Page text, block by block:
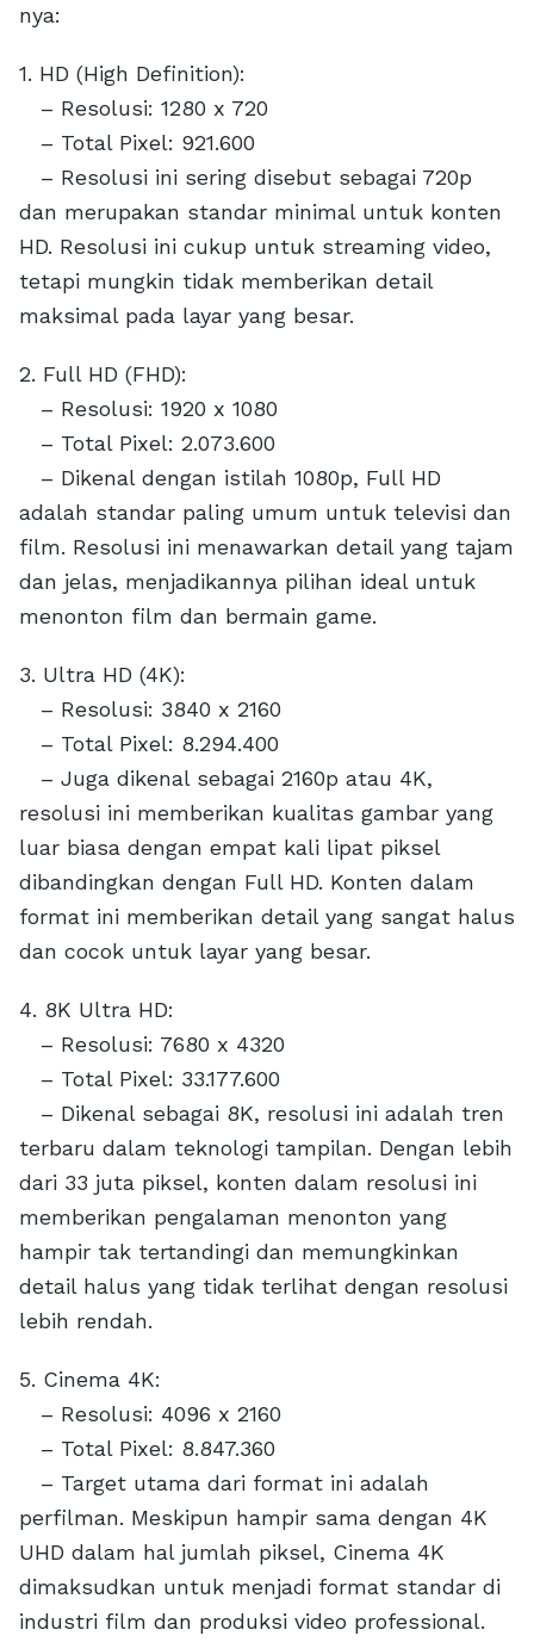
nya:
1. HD (High Definition):
– Resolusi: 1280 x 720
– Total Pixel: 921.600
– Resolusi ini sering disebut sebagai 720p
dan merupakan standar minimal untuk konten
HD. Resolusi ini cukup untuk streaming video,
tetapi mungkin tidak memberikan detail
maksimal pada layar yang besar.
2. Full HD (FHD):
– Resolusi: 1920 x 1080
– Total Pixel: 2.073.600
– Dikenal dengan istilah 1080p, Full HD
adalah standar paling umum untuk televisi dan
film. Resolusi ini menawarkan detail yang tajam
dan jelas, menjadikannya pilihan ideal untuk
menonton film dan bermain game.
3. Ultra HD (4K):
– Resolusi: 3840 x 2160
– Total Pixel: 8.294.400
– Juga dikenal sebagai 2160p atau 4K,
resolusi ini memberikan kualitas gambar yang
luar biasa dengan empat kali lipat piksel
dibandingkan dengan Full HD. Konten dalam
format ini memberikan detail yang sangat halus
dan cocok untuk layar yang besar.
4. 8K Ultra HD:
– Resolusi: 7680 x 4320
– Total Pixel: 33.177.600
– Dikenal sebagai 8K, resolusi ini adalah tren
terbaru dalam teknologi tampilan. Dengan lebih
dari 33 juta piksel, konten dalam resolusi ini
memberikan pengalaman menonton yang
hampir tak tertandingi dan memungkinkan
detail halus yang tidak terlihat dengan resolusi
lebih rendah.
5. Cinema 4K:
– Resolusi: 4096 x 2160
– Total Pixel: 8.847.360
– Target utama dari format ini adalah
perfilman. Meskipun hampir sama dengan 4K
UHD dalam hal jumlah piksel, Cinema 4K
dimaksudkan untuk menjadi format standar di
industri film dan produksi video professional.